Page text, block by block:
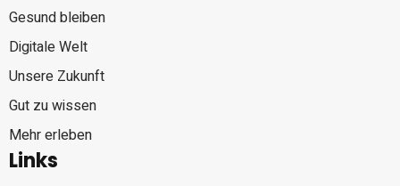
Gesund bleiben
Digitale Welt
Unsere Zukunft
Gut zu wissen
Mehr erleben
Links